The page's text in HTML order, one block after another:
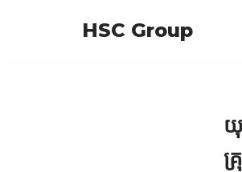
HSC Group
យុ
គ្